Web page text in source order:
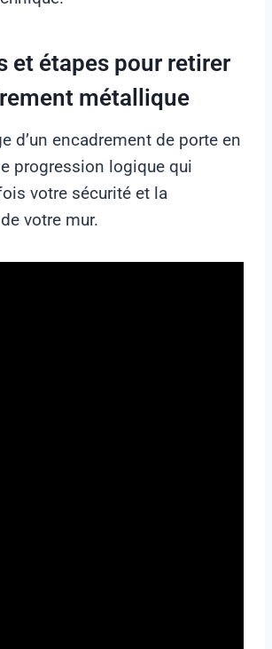
et étapes pour retirer
métallique
d’un encadrement de porte en
progression logique qui
votre sécurité et la
votre mur.